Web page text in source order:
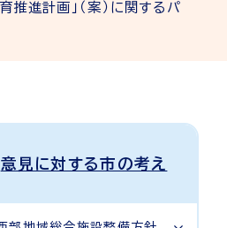
進計画」（案）に関するパ
意見に対する市の考え